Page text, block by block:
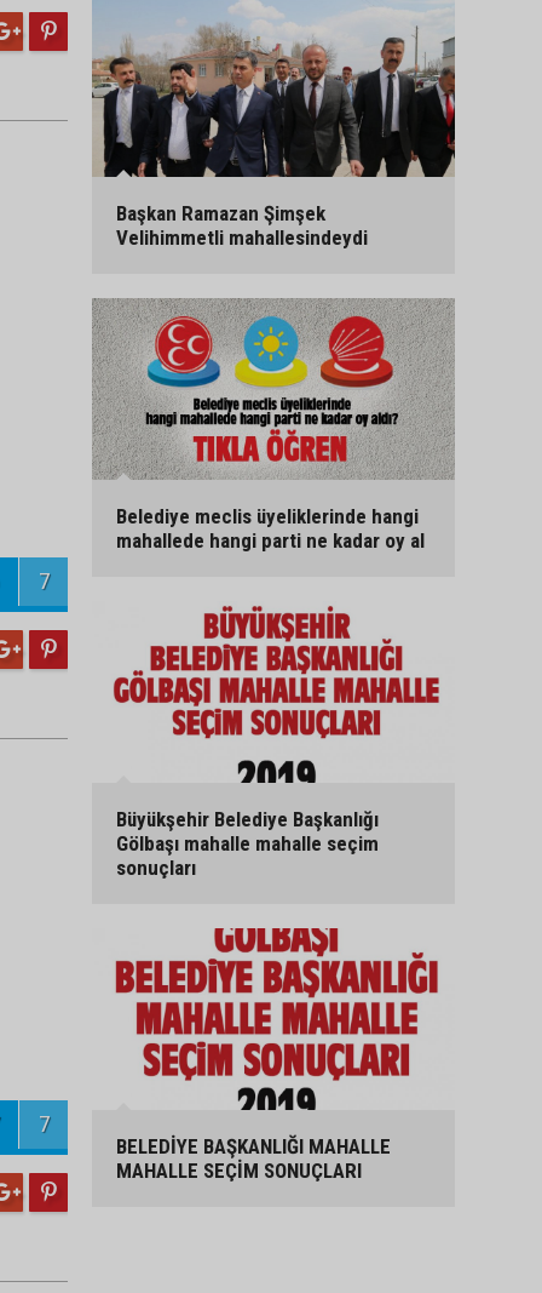
7
7
Başkan Ramazan Şimşek
Velihimmetli mahallesindeydi
Belediye meclis üyeliklerinde hangi
mahallede hangi parti ne kadar oy al
Büyükşehir Belediye Başkanlığı
Gölbaşı mahalle mahalle seçim
sonuçları
BELEDİYE BAŞKANLIĞI MAHALLE
MAHALLE SEÇİM SONUÇLARI